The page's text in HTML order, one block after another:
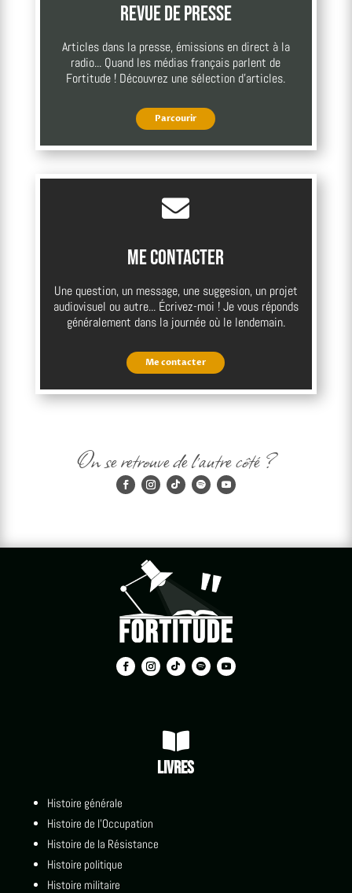
Revue de presse
Articles dans la presse, émissions en direct à la
radio... Quand les médias français parlent de
Fortitude ! Découvrez une sélection d'articles.
Parcourir

Me contacter
Une question, un message, une suggesion, un projet
audiovisuel ou autre... Écrivez-moi ! Je vous réponds
généralement dans la journée où le lendemain.
Me contacter
On se retrouve de l'autre côté ?

Livres
Histoire générale
Histoire de l'Occupation
Histoire de la Résistance
Histoire politique
Histoire militaire